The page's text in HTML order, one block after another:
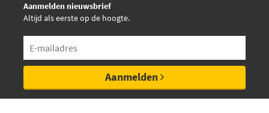
Aanmelden nieuwsbrief
Altijd als eerste op de hoogte.
Aanmelden